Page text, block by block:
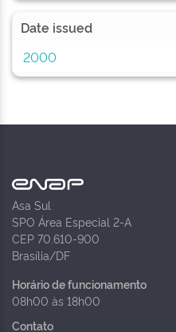
Date issued
2000
Asa Sul
SPO Área Especial 2-A
CEP 70.610-900
Brasília/DF
Horário de funcionamento
08h00 às 18h00
Contato